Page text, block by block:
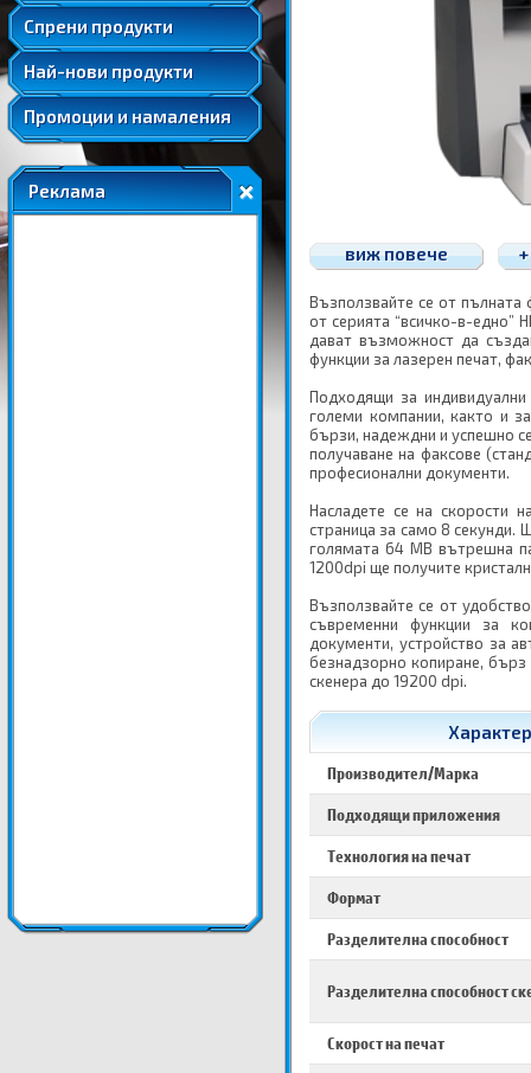
Спрени продукти
Удължени и допълнителни гаранции
Най-нови продукти
Промоции и намаления
Реклама
виж повече
Възползвайте се от пълната
от серията “всичко-в-едно”
дават възможност да
функции за лазерен печат,
Подходящи за
големи компании, както и
бързи, надеждни и успешно
получаване на факсове
професионални документи.
Насладете се на скорости
страница за само 8 секунди.
голямата 64 МВ вътрешна
1200dpi ще получите
Възползвайте се от
съвременни функции за
документи, устройство за
безнадзорно копиране,
скенера до 19200 dpi.
Производител/Марка
Подходящи приложения
Технология на печат
Формат
Разделителна способност
Разделителна способност
Скорост на печат